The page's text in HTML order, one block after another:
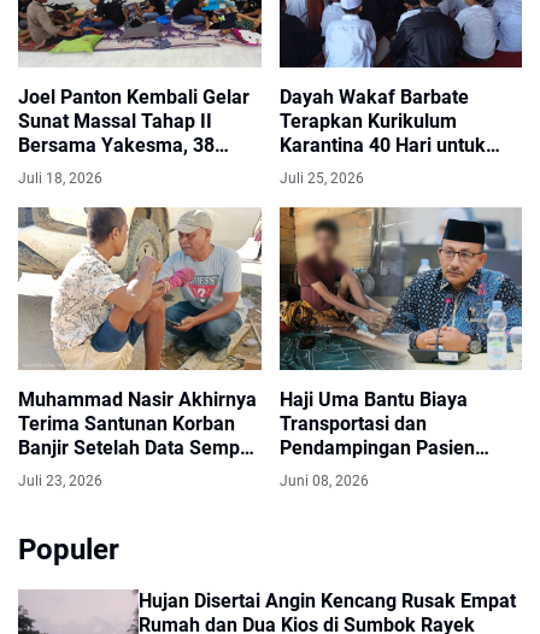
Joel Panton Kembali Gelar
Sunat Massal Tahap II
Bersama Yakesma, 38
Anak dari Aceh Utara dan
Berpartisipasi
Juli 18, 2026
Dayah Wakaf Barbate
Terapkan Kurikulum
Karantina 40 Hari untuk
Bentuk Karakter dan
Baru
Juli 25, 2026
Muhammad Nasir Akhirnya
Terima Santunan Korban
Banjir Setelah Data Sempat
Terkendala
Juli 23, 2026
Haji Uma Bantu Biaya
Transportasi dan
Pendampingan Pasien
Rujukan dari Bireuen ke
Banda Aceh
Juni 08, 2026
Populer
Hujan Disertai Angin Kencang Rusak Empat
Rumah dan Dua Kios di Sumbok Rayek